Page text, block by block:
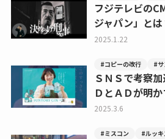
フジテレビの
ジャパン」と
2025.1.22
#コピーの改行 #サ
ＳＮＳで考察
ＤとＡＤが明
2025.3.6
#ミスコン #ルッ